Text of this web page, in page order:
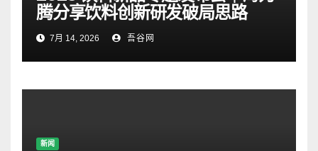
腾分享饮料创新研发破局思路
7月 14, 2026 吾谷网
新闻